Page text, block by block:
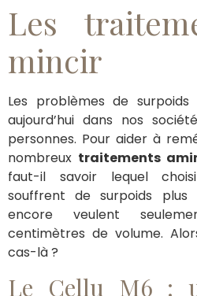
Les
mincir
Les problèmes de
aujourd’hui dans nos
personnes. Pour aider à
nombreux traitements
faut-il savoir lequel
souffrent de surpoids plus
encore veulent
centimètres de volume.
cas-là ?
Le Cellu M6 :